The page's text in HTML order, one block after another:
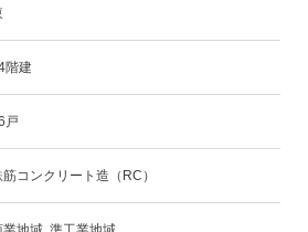
階建
戸
筋コンクリート造（RC）